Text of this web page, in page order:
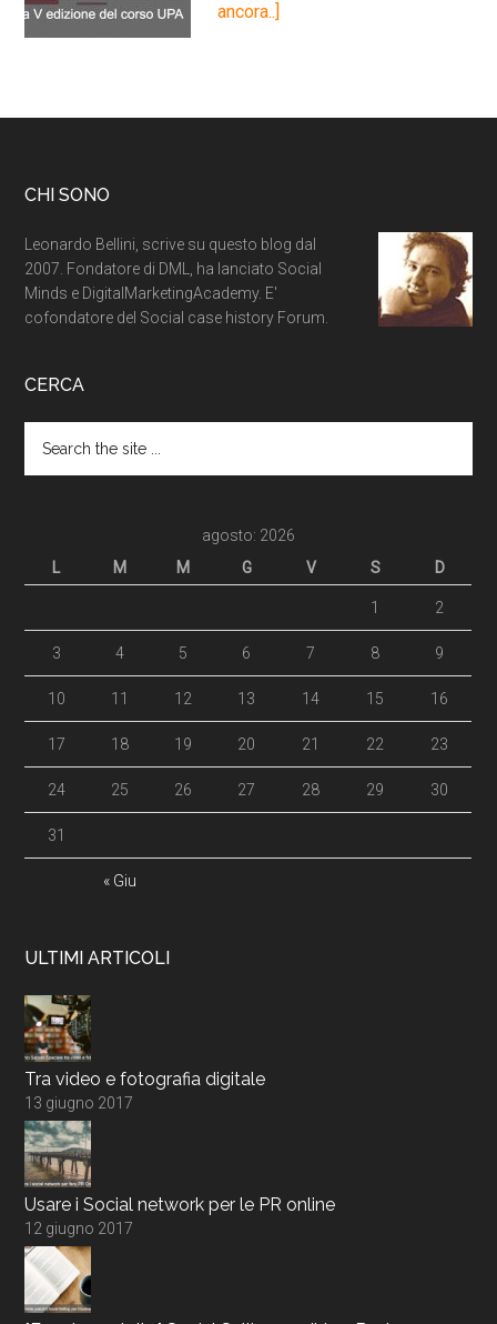
ancora..]
CHI SONO
Leonardo Bellini, scrive su questo blog dal
2007. Fondatore di DML, ha lanciato Social
Minds e DigitalMarketingAcademy. E'
cofondatore del Social case history Forum.
CERCA
agosto: 2026
L
M M G V S D
« Giu
1 2
3 4 5 6 7 8 9
10 11 12 13 14 15 16
17 18 19 20 21 22 23
24 25 26 27 28 29 30
31
ULTIMI ARTICOLI
Tra video e fotografia digitale
13 giugno 2017
Usare i Social network per le PR online
12 giugno 2017